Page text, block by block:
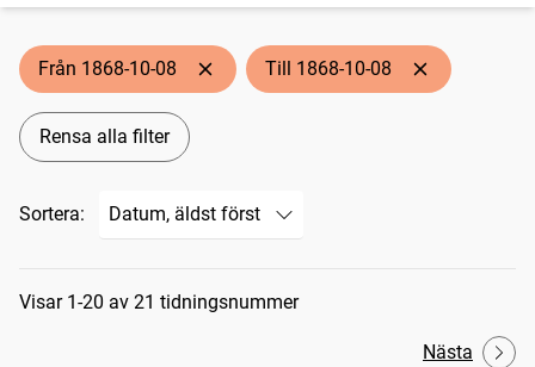
Från 1868-10-08 Till 1868-10-08
Rensa alla filter
Sortera:
Sökresultat
Visar 1-20 av 21 tidningsnummer
Nästa